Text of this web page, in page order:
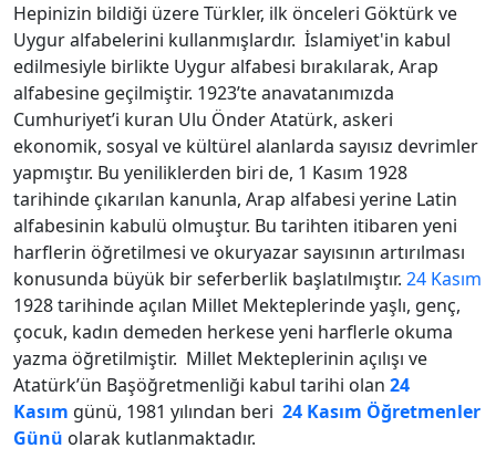
Hepinizin bildiği üzere Türkler, ilk önceleri Göktürk ve
Uygur alfabelerini kullanmışlardır. İslamiyet'in kabul
edilmesiyle birlikte Uygur alfabesi bırakılarak, Arap
alfabesine geçilmiştir. 1923’te anavatanımızda
Cumhuriyet’i kuran Ulu Önder Atatürk, askeri
ekonomik, sosyal ve kültürel alanlarda sayısız devrimler
yapmıştır. Bu yeniliklerden biri de, 1 Kasım 1928
tarihinde çıkarılan kanunla, Arap alfabesi yerine Latin
alfabesinin kabulü olmuştur. Bu tarihten itibaren yeni
harflerin öğretilmesi ve okuryazar sayısının artırılması
konusunda büyük bir seferberlik başlatılmıştır. 24 Kasım
1928 tarihinde açılan Millet Mekteplerinde yaşlı, genç,
çocuk, kadın demeden herkese yeni harflerle okuma
yazma öğretilmiştir. Millet Mekteplerinin açılışı ve
Atatürk’ün Başöğretmenliği kabul tarihi olan 24
Kasım günü, 1981 yılından beri 24 Kasım Öğretmenler
Günü olarak kutlanmaktadır.